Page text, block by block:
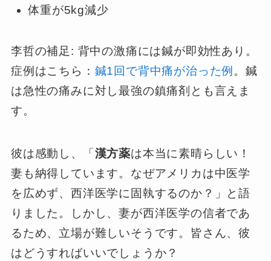
体重が5kg減少
李哲の補足: 背中の激痛には鍼が即効性あり。
症例はこちら： 鍼1回で背中痛が治った例 。鍼
は急性の痛みに対し最強の鎮痛剤とも言えま
す。
彼は感動し、「 漢方薬は本当に素晴らしい！
妻も納得しています。なぜアメリカは中医学
を広めず、西洋医学に固執するのか？」と語
りました。しかし、妻が西洋医学の信者であ
るため、立場が難しいそうです。皆さん、彼
はどうすればいいでしょうか？